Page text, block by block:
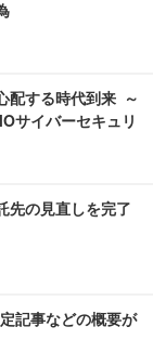
配する時代到来 ～
サイバーセキュリ
先の見直しを完了
記事などの概要が